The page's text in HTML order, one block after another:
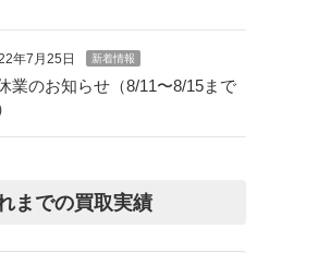
年7月25日 新着情報
業のお知らせ（8/11〜8/15まで
までの買取実績